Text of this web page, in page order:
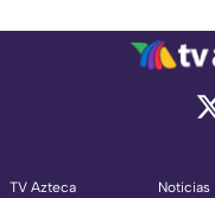
TV Azteca
Noticias